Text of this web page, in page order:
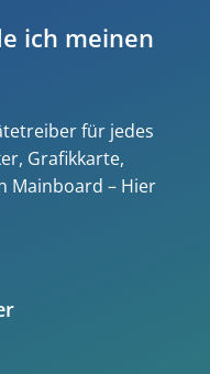
ich meinen
für jedes
Grafikkarte,
Mainboard – Hier